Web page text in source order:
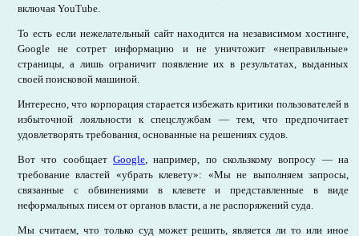
включая YouTube.
То есть если нежелательный сайт находится на независимом хостинге,
Google не сотрет информацию и не уничтожит «неправильные»
страницы, а лишь ограничит появление их в результатах, выданных
своей поисковой машиной.
Интересно, что корпорация старается избежать критики пользователей в
избыточной лояльности к спецслужбам — тем, что предпочитает
удовлетворять требования, основанные на решениях судов.
Вот что сообщает Google, например, по скользкому вопросу — на
требование властей «убрать клевету»: «Мы не выполняем запросы,
связанные с обвинениями в клевете и представленные в виде
неформальных писем от органов власти, а не распоряжений суда.
Мы считаем, что только суд может решить, является ли то или иное